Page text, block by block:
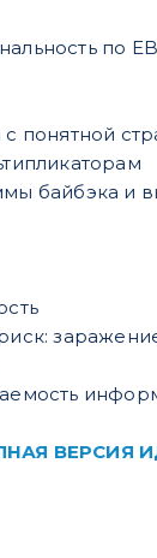
по
понятной
байбэка и
ВЕРСИЯ